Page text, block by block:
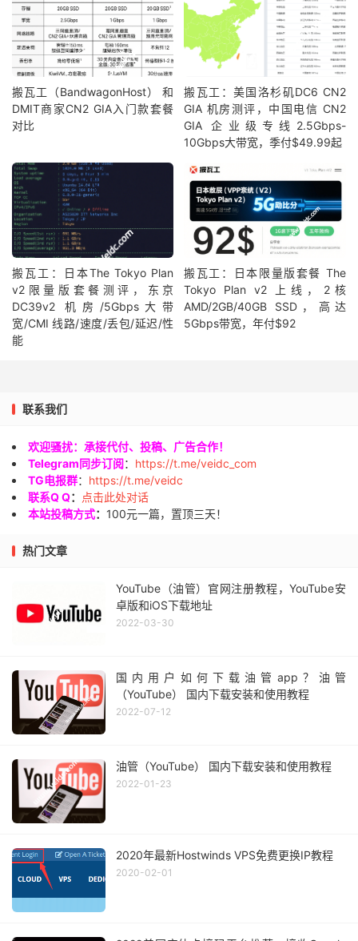
搬瓦工（BandwagonHost） 和
DMIT商家CN2 GIA入门款套餐
对比
搬瓦工：美国洛杉矶DC6 CN2
GIA 机房测评，中国电信 CN2
GIA 企业级专线2.5Gbps-
10Gbps大带宽，季付$49.99起
搬瓦工：日本The Tokyo Plan
v2限量版套餐测评，东京
DC39v2 机房/5Gbps大带
宽/CMI 线路/速度/丢包/延迟/性
能
搬瓦工：日本限量版套餐 The
Tokyo Plan v2 上线，2核
AMD/2GB/40GB SSD，高达
5Gbps带宽，年付$92
联系我们
欢迎骚扰：承接代付、投稿、广告合作！
Telegram同步订阅 ： https://t.me/veidc_com
TG电报群： https://t.me/veidc
联系Q Q： 点击此处对话
本站投稿方式： 100元一篇，置顶三天！
热门文章
YouTube（油管）官网注册教程，YouTube安
卓版和iOS下载地址
2022-03-30
国内用户如何下载油管app？油管
（YouTube） 国内下载安装和使用教程
2022-07-12
油管（YouTube） 国内下载安装和使用教程
2022-01-23
2020年最新Hostwinds VPS免费更换IP教程
2020-02-01